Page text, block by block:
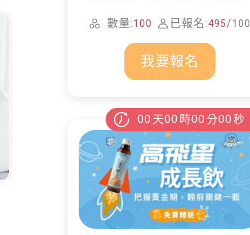
家清潔
數量:100 已報名:495/100
我要報名
00 天00 時00 分00 秒